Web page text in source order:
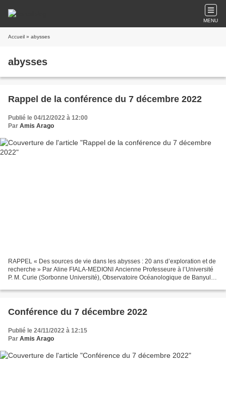
MENU
Accueil » abysses
abysses
Rappel de la conférence du 7 décembre 2022
Publié le 04/12/2022 à 12:00
Par Amis Arago
RAPPEL « Des sources de vie dans les abysses : 20 ans d’exploration et de
recherche » Par Aline FIALA-MEDIONI Ancienne Professeure à l’Université
P. M. Curie (Sorbonne Université), Observatoire Océanologique de Banyuls
Conférence du 7 décembre 2022
Publié le 24/11/2022 à 12:15
Par Amis Arago